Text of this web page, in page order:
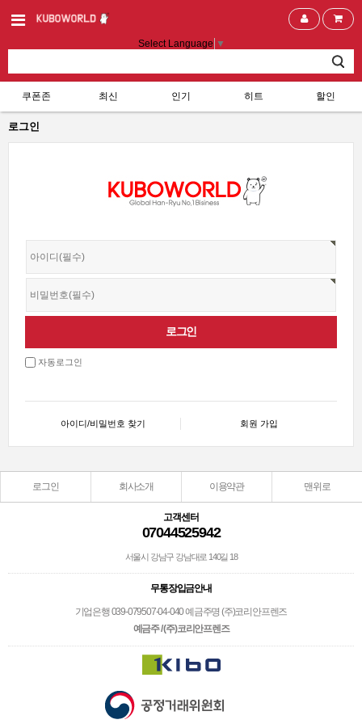
Select Language ▼
쿠폰존 최신 인기 히트 할인
로그인
자동로그인
아이디/비밀번호 찾기 회원 가입
로그인 회사소개 이용약관 맨위로
고객센터
07044525942
서울시 강남구 강남대로 140길 18
무통장입금안내
기업은행 039-079507-04-040 예금주명 (주)코리안프렌즈
예금주 / (주)코리안프렌즈